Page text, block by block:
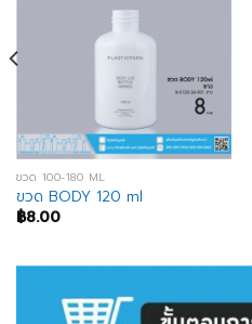
ขวด 100-180 ML
ขวด BODY 120 ml
฿8.00